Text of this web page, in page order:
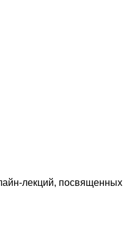
лекций, посвященных